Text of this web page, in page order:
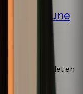
d’une
avec Air
acheté un billet en